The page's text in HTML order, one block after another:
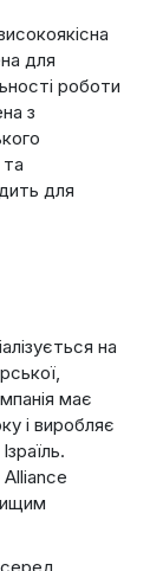
для
роботи
з
для
на
має
і виробляє
Alliance